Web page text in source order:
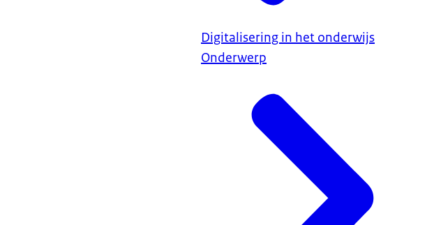
Digitalisering in het onderwijs
Onderwerp